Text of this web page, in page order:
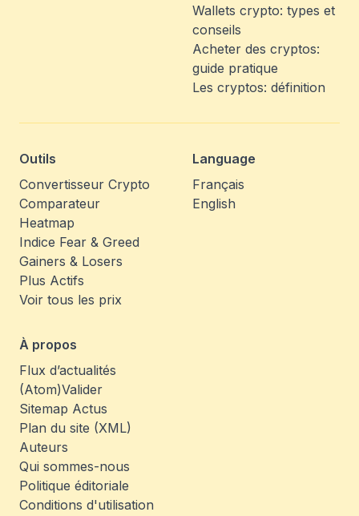
Wallets crypto: types et
conseils
Acheter des cryptos:
guide pratique
Les cryptos: définition
Outils
Convertisseur Crypto
Comparateur
Heatmap
Indice Fear & Greed
Gainers & Losers
Plus Actifs
Voir tous les prix
Language
Français
English
À propos
Flux d’actualités
(Atom)Valider
Sitemap Actus
Plan du site (XML)
Auteurs
Qui sommes-nous
Politique éditoriale
Conditions d'utilisation